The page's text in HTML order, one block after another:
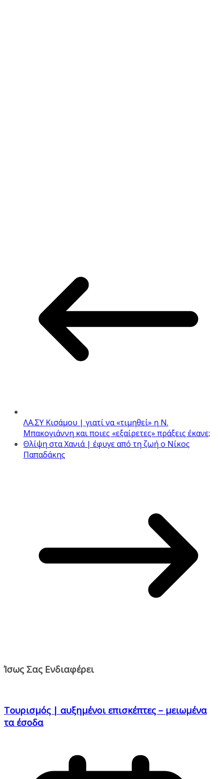
ΛΑ.ΣΥ Κισάμου | γιατί να «τιμηθεί» η Ν.
Μπακογιάννη και ποιες «εξαίρετες» πράξεις έκανε;
Θλίψη στα Χανιά | έφυγε από τη ζωή ο Νίκος
Παπαδάκης
Ίσως Σας Ενδιαφέρει
Τουρισμός | αυξημένοι επισκέπτες – μειωμένα
τα έσοδα